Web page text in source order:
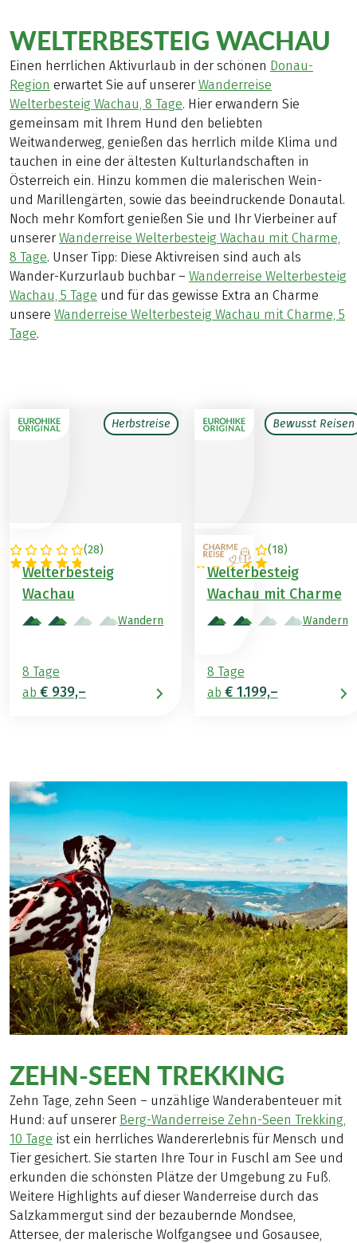
WELTERBESTEIG WACHAU
Einen herrlichen Aktivurlaub in der schönen Donau-
Region erwartet Sie auf unserer Wanderreise
Welterbesteig Wachau, 8 Tage. Hier erwandern Sie
gemeinsam mit Ihrem Hund den beliebten
Weitwanderweg, genießen das herrlich milde Klima und
tauchen in eine der ältesten Kulturlandschaften in
Österreich ein. Hinzu kommen die malerischen Wein-
und Marillengärten, sowie das beeindruckende Donautal.
Noch mehr Komfort genießen Sie und Ihr Vierbeiner auf
unserer Wanderreise Welterbesteig Wachau mit Charme,
8 Tage. Unser Tipp: Diese Aktivreisen sind auch als
Wander-Kurzurlaub buchbar – Wanderreise Welterbesteig
Wachau, 5 Tage und für das gewisse Extra an Charme
unsere Wanderreise Welterbesteig Wachau mit Charme, 5
Tage.
Herbstreise
(28)
ÖSTERREICH
Welterbesteig
Wachau
Wandern
8 Tage
ab € 939,–
Bewusst Reisen
(18)
ÖSTERREICH
Welterbesteig
Wachau mit Charme
Wandern
8 Tage
ab € 1.199,–
ZEHN-SEEN TREKKING
Zehn Tage, zehn Seen – unzählige Wanderabenteuer mit
Hund: auf unserer Berg-Wanderreise Zehn-Seen Trekking,
10 Tage ist ein herrliches Wandererlebnis für Mensch und
Tier gesichert. Sie starten Ihre Tour in Fuschl am See und
erkunden die schönsten Plätze der Umgebung zu Fuß.
Weitere Highlights auf dieser Wanderreise durch das
Salzkammergut sind der bezaubernde Mondsee,
Attersee, der malerische Wolfgangsee und Gosausee,